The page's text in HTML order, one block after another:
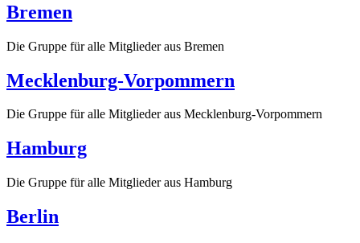
Bremen
Die Gruppe für alle Mitglieder aus Bremen
Mecklenburg-Vorpommern
Die Gruppe für alle Mitglieder aus Mecklenburg-Vorpommern
Hamburg
Die Gruppe für alle Mitglieder aus Hamburg
Berlin